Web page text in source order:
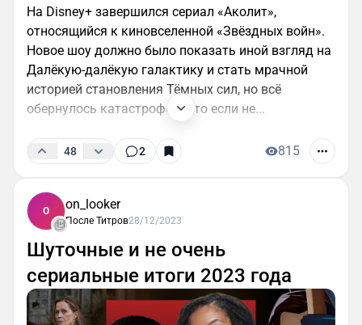
На Disney+ завершился сериал «Аколит»,
относящийся к киновселенной «Звёздных войн».
Новое шоу должно было показать иной взгляд на
Далёкую-далёкую галактику и стать мрачной
историей становления Тёмных сил, но всё
обернулось катастрофой (это если не...
48 2 815
O on_looker
После Титров28/12/2023
Шуточные и не очень
сериальные итоги 2023 года